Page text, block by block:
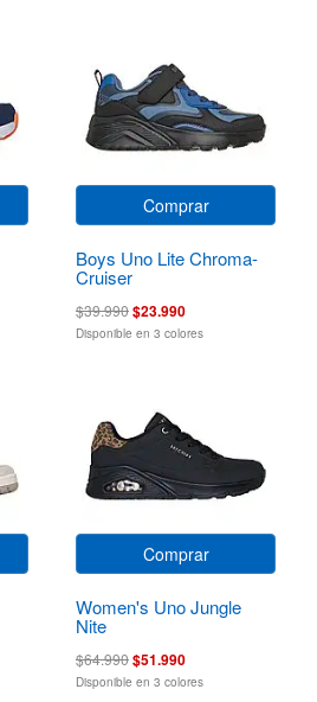
Comprar
Boys Uno Lite Chroma-
Cruiser
$39.990$23.990
Disponible en 3 colores
Comprar
Women's Uno Jungle
Nite
$64.990$51.990
Disponible en 3 colores